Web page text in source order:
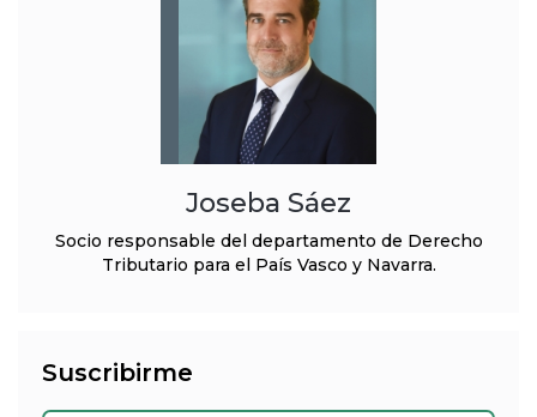
Joseba Sáez
Socio responsable del departamento de Derecho
Tributario para el País Vasco y Navarra.
Suscribirme